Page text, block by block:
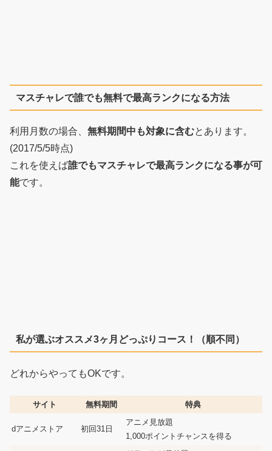
マスチャレで誰でも無料で最高ランクになる方法
利用月数の場合、 無料期間中も対象に含むとあります。
(2017/5/5時点)
これを使えば誰でもマスチャレで最高ランクになる事が可
能です。
私が選ぶオススメ3ヶ月どっぷりコース！（順不同）
どれからやってもOKです。
サイト 無料期間 特典
dアニメストア 初回31日
アニメ見放題
1,000ポイントチャンスを得る